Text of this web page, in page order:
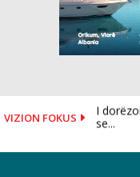
VIZION FOKUS
I
se...